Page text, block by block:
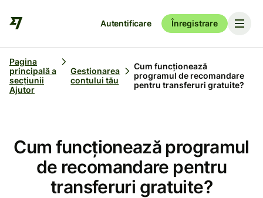
Autentificare Înregistrare
Pagina
principală a
secțiunii
Ajutor
Gestionarea
contului tău
Cum funcționează
programul de recomandare
pentru transferuri gratuite?
Cum funcționează programul
de recomandare pentru
transferuri gratuite?